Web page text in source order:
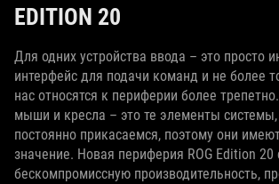
EDITION 20
Для одних устройства ввода – это просто
интерфейс для подачи команд и не более
нас относятся к периферии более
мыши и кресла – это те элементы
постоянно прикасаемся, поэтому они
значение. Новая периферия ROG Edition 20
бескомпромиссную производительность,